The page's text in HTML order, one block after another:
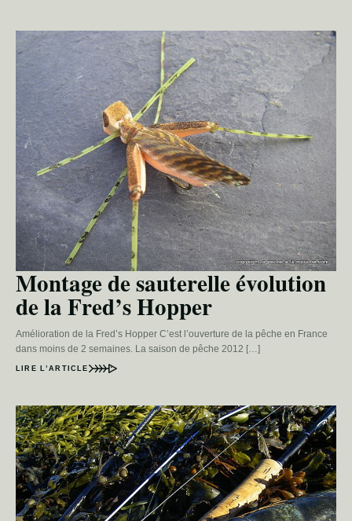
Montage de sauterelle évolution
de la Fred’s Hopper
Amélioration de la Fred’s Hopper C’est l’ouverture de la pêche en France
dans moins de 2 semaines. La saison de pêche 2012 […]
LIRE L’ARTICLE